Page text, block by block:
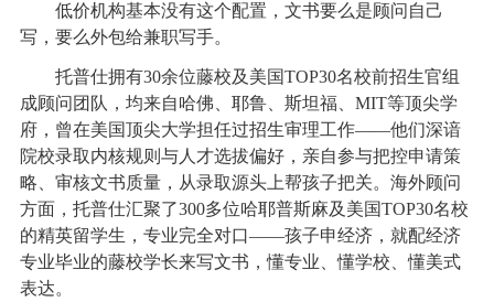
低价机构基本没有这个配置，文书要么是顾问自己
写，要么外包给兼职写手。
托普仕拥有30余位藤校及美国TOP30名校前招生官组
成顾问团队，均来自哈佛、耶鲁、斯坦福、MIT等顶尖学
府，曾在美国顶尖大学担任过招生审理工作——他们深谙
院校录取内核规则与人才选拔偏好，亲自参与把控申请策
略、审核文书质量，从录取源头上帮孩子把关。海外顾问
方面，托普仕汇聚了300多位哈耶普斯麻及美国TOP30名校
的精英留学生，专业完全对口——孩子申经济，就配经济
专业毕业的藤校学长来写文书，懂专业、懂学校、懂美式
表达。